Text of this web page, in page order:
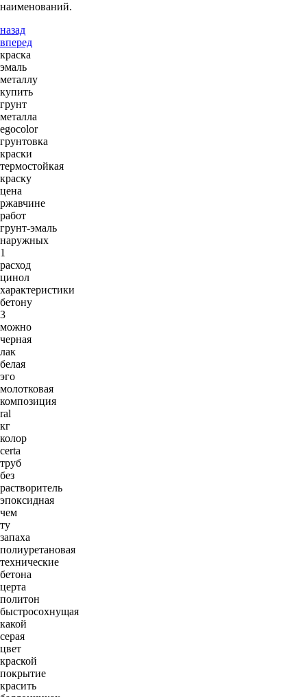
наименований.
назад
вперед
краска
эмаль
металлу
купить
грунт
металла
egocolor
грунтовка
краски
термостойкая
краску
цена
ржавчине
работ
грунт-эмаль
наружных
1
расход
цинол
характеристики
бетону
3
можно
черная
лак
белая
эго
молотковая
композиция
ral
кг
колор
certa
труб
без
растворитель
эпоксидная
чем
ту
запаха
полиуретановая
технические
бетона
церта
политон
быстросохнущая
какой
серая
цвет
краской
покрытие
красить